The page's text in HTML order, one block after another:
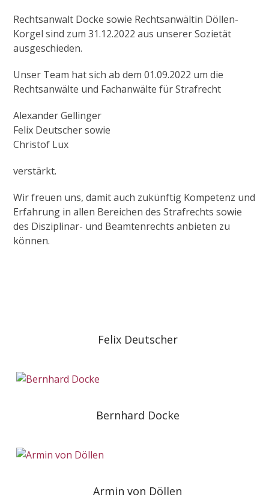
Rechtsanwalt Docke sowie Rechtsanwältin Döllen-
Korgel sind zum 31.12.2022 aus unserer Sozietät
ausgeschieden.
Unser Team hat sich ab dem 01.09.2022 um die
Rechtsanwälte und Fachanwälte für Strafrecht
Alexander Gellinger
Felix Deutscher sowie
Christof Lux
verstärkt.
Wir freuen uns, damit auch zukünftig Kompetenz und
Erfahrung in allen Bereichen des Strafrechts sowie
des Disziplinar- und Beamtenrechts anbieten zu
können.
Felix Deutscher
Bernhard Docke
Armin von Döllen